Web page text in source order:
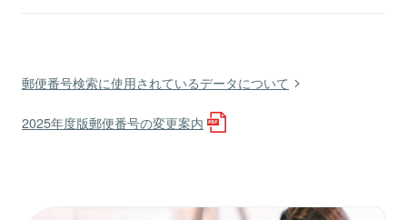
郵便番号検索に使用されているデータについて
2025年度版郵便番号の変更案内